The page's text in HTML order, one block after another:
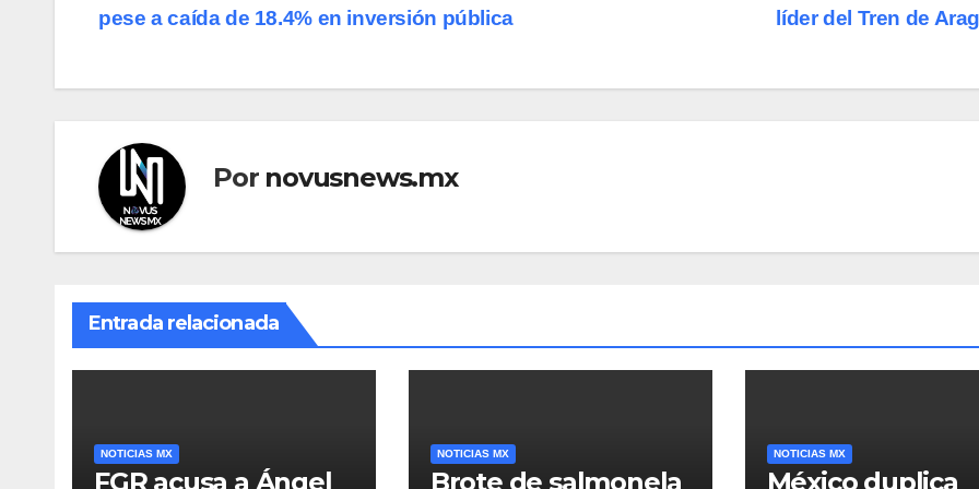
de
entradas
líder del Tren de
pese a caída de 18.4% en inversión pública
Por novusnews.mx
Entrada relacionada
NOTICIAS MX
FGR acusa a Ángel
NOTICIAS MX
Brote de salmonela
NOTICIAS MX
México duplica